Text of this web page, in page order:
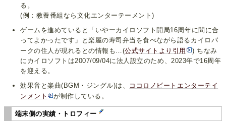
る。
(例：教養番組なら文化エンターテーメント)
ゲームを進めていると「いやーカイロソフト開局16周年に間に合
ってよかったです」と楽屋の寿司弁当を食べながら語るカイロパ
ークの住人が現れるとの情報も…(公式サイトより引用
) ちなみ
にカイロソフトは2007/09/04に法人設立のため、2023年で16周年
を迎える。
効果音と楽曲(BGM・ジングル)は、
ココロノビートエンターテイ
ンメント
が制作している。
端末側の実績・トロフィー